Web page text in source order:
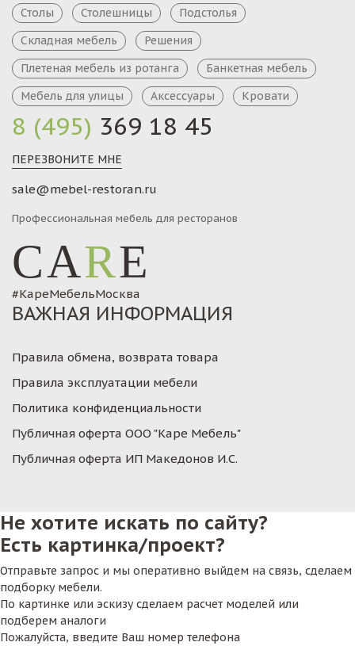
8 (495) 369 18 45
ПЕРЕЗВОНИТЕ МНЕ
sale@mebel-restoran.ru
Профессиональная мебель для ресторанов
CARE
#КареМебельМосква
Столы
Столешницы
Подстолья
Складная мебель
Решения
Плетеная мебель из ротанга
Банкетная мебель
Мебель для улицы
Аксессуары Кровати
ВАЖНАЯ ИНФОРМАЦИЯ
Правила обмена, возврата товара
Правила эксплуатации мебели
Политика конфиденциальности
Публичная оферта ООО "Каре Мебель"
Публичная оферта ИП Македонов И.С.
Не хотите искать по сайту?
Есть картинка/проект?
Отправьте запрос и мы оперативно выйдем на связь, сделаем
подборку мебели.
По картинке или эскизу сделаем расчет моделей или
подберем аналоги
Пожалуйста, введите Ваш номер телефона